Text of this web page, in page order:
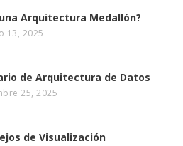
Arquitectura Medallón?
13, 2025
de Arquitectura de Datos
25, 2025
de Visualización